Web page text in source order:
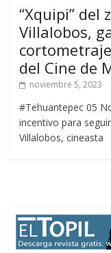
“Xquipi” del
Villalobos,
del Cine de
noviembre 5, 2023
#Tehuantepec 05
incentivo para
Villalobos, cineasta